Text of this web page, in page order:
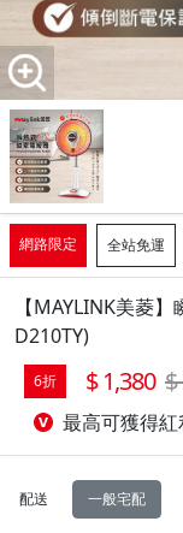
網路限定 全站免運
【MAYLINK美菱
D210TY)
6折 1,380
最高可獲得紅
配送 一般宅配